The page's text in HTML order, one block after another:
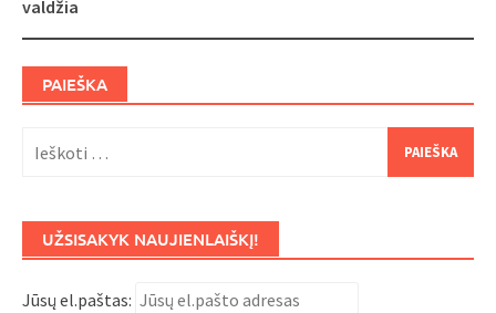
valdžia
PAIEŠKA
UŽSISAKYK NAUJIENLAIŠKĮ!
Jūsų el.paštas: